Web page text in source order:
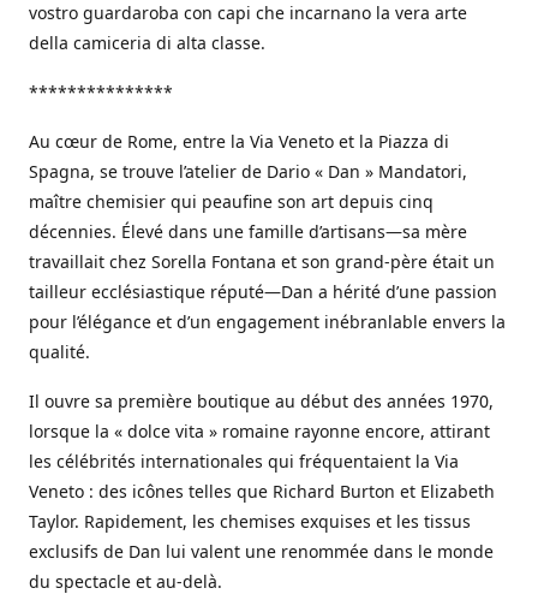
vostro guardaroba con capi che incarnano la vera arte
della camiceria di alta classe.
***************
Au cœur de Rome, entre la Via Veneto et la Piazza di
Spagna, se trouve l’atelier de Dario « Dan » Mandatori,
maître chemisier qui peaufine son art depuis cinq
décennies. Élevé dans une famille d’artisans—sa mère
travaillait chez Sorella Fontana et son grand-père était un
tailleur ecclésiastique réputé—Dan a hérité d’une passion
pour l’élégance et d’un engagement inébranlable envers la
qualité.
Il ouvre sa première boutique au début des années 1970,
lorsque la « dolce vita » romaine rayonne encore, attirant
les célébrités internationales qui fréquentaient la Via
Veneto : des icônes telles que Richard Burton et Elizabeth
Taylor. Rapidement, les chemises exquises et les tissus
exclusifs de Dan lui valent une renommée dans le monde
du spectacle et au-delà.